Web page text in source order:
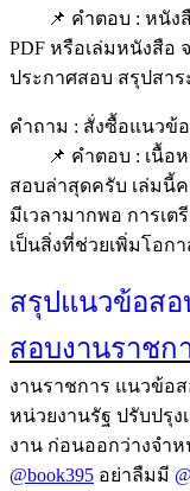
📌 คำตอบ : หนังสื
PDF หรือเล่มหนังสือ
ประกาศสอบ สรุปสา
คำถาม : สั่งซื้อแนวข้
📌 คำตอบ : เนื้อหา
สอบล่าสุดครับ เล่มนี้
มีเวลามากพอ การเ
เป็นสิ่งที่ช่วยเพิ่มโอก
สรุปแนวข้อสอ
สอบงานราชก
งานราชการ แนวข้อ
หน่วยงานรัฐ ปรับปรุ
งาน ก่อนออกว่างจำ
@book395 อย่าลืมมี @